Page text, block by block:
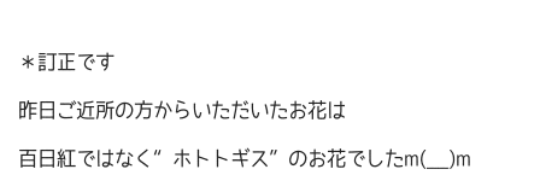
＊訂正です
昨日ご近所の方からいただいたお花は
百日紅ではなく“ホトトギス”のお花でしたm(__)m